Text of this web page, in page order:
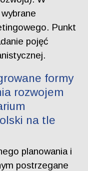
Punkt
pojęć
formy
rozwojem
na tle
planowania i
postrzegane